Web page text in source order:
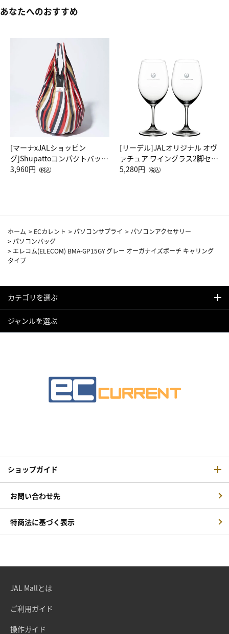
あなたへのおすすめ
[マーナxJALショッピン
グ]Shupattoコンパクトバッグ
Drop JAL客室乗務員（LC）ス
3,960円 （税込）
[リーデル]JALオリジナル オヴ
ァチュア ワイングラス2脚セッ
ト（レッドワイン）
5,280円 （税込）
ホーム > ECカレント > パソコンサプライ > パソコンアクセサリー
> パソコンバッグ
> エレコム(ELECOM) BMA-GP15GY グレー オーガナイズポーチ キャリング
タイプ
カテゴリを選ぶ
ジャンルを選ぶ
ショップガイド
お問い合わせ先
特商法に基づく表示
JAL Mallとは
ご利用ガイド
操作ガイド